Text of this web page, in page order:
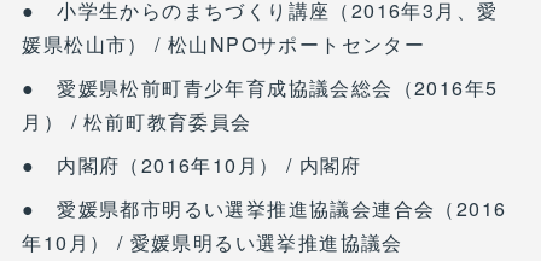
● 小学生からのまちづくり講座（2016年3月、愛
媛県松山市） / 松山NPOサポートセンター
● 愛媛県松前町青少年育成協議会総会（2016年5
月） / 松前町教育委員会
● 内閣府（2016年10月） / 内閣府
● 愛媛県都市明るい選挙推進協議会連合会（2016
年10月） / 愛媛県明るい選挙推進協議会